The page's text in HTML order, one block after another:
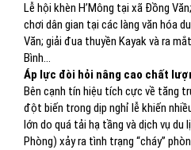
Lễ hội khèn H’Mông tại xã Đồng
chơi dân gian tại các làng văn hóa
Văn; giải đua thuyền Kayak và ra
Bình...
Áp lực đòi hỏi nâng cao chất
Bên cạnh tín hiệu tích cực về tăng
đột biến trong dịp nghỉ lễ khiến
lớn do quá tải hạ tầng và dịch vụ du
Phòng) xảy ra tình trạng “cháy”